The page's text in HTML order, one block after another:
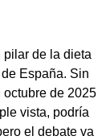
pilar de la dieta
España. Sin
de 2025
vista, podría
el debate va